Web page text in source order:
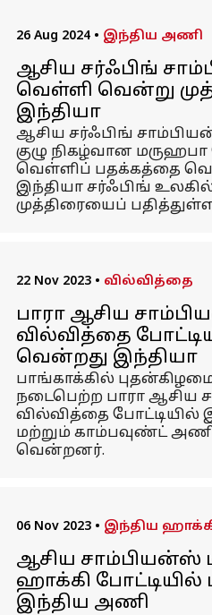
26 Aug 2024 • இந்திய அணி
ஆசிய சர்ஃபிங்
வெள்ளி வென்று
இந்தியா
ஆசிய சர்ஃபிங்
குழு நிகழ்வான
வெள்ளிப் பதக்கத்தை
இந்தியா சர்ஃபிங் உலகில்
முத்திரையைப்
22 Nov 2023 • வில்வித்தை
பாரா ஆசிய
வில்வித்தை
வென்றது இந்தியா
பாங்காக்கில்
நடைபெற்ற பாரா ஆசிய
வில்வித்தை போட்டியில்
மற்றும் காம்பவுண்ட்
வென்றனர்.
06 Nov 2023 • இந்திய
ஆசிய சாம்பியன்ஸ்
ஹாக்கி போட்டியில்
இந்திய அணி